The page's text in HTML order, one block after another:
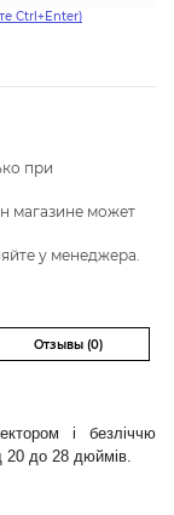
Ctrl+Enter)
при
магазине может
у менеджера.
Отзывы (0)
і безліччю
20 до 28 дюймів.